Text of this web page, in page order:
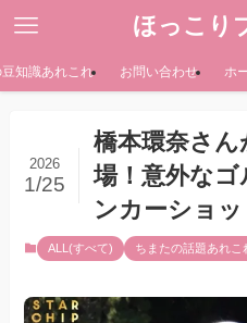
ほっこり
知識あれこれ お問い合わせ ホ
橋本環奈さ
場！意外な
ンカーショッ
2026
1/25
ALL(すべて) ちまたの話題あれこ